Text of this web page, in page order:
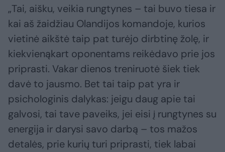
„Tai, aišku, veikia rungtynes – tai buvo tiesa ir
kai aš žaidžiau Olandijos komandoje, kurios
vietinė aikštė taip pat turėjo dirbtinę žolę, ir
kiekvienąkart oponentams reikėdavo prie jos
priprasti. Vakar dienos treniruotė šiek tiek
davė to jausmo. Bet tai taip pat yra ir
psichologinis dalykas: jeigu daug apie tai
galvosi, tai tave paveiks, jei eisi į rungtynes su
energija ir darysi savo darbą – tos mažos
detalės, prie kurių turi priprasti, tiek labai